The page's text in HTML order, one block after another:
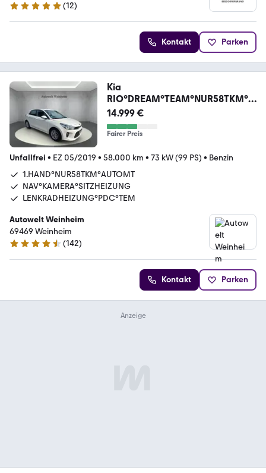
4.9 Sterne
(12)
Kontakt Parken
Kia
RIO°DREAM°TEAM°NUR58TKM°1.
HAND°NAV°AUT°KAM°LED°
14.999 €
Fairer Preis
Unfallfrei • EZ 05/2019 • 58.000 km • 73 kW (99 PS) • Benzin
1.HAND°NUR58TKM°AUTOMT
NAV°KAMERA°SITZHEIZUNG
LENKRADHEIZUNG°PDC°TEM
Autowelt Weinheim
69469 Weinheim
4.7 Sterne
(142)
Kontakt Parken